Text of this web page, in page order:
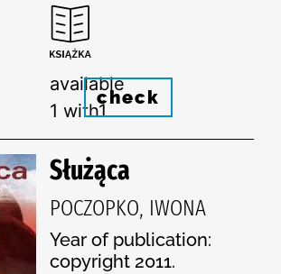
available
1 with1
check
Służąca
POCZOPKO, IWONA
Year of publication:
copyright 2011.